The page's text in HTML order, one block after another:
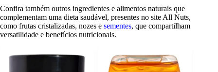
Confira também outros ingredientes e alimentos naturais que
complementam uma dieta saudável, presentes no site All Nuts,
como frutas cristalizadas, nozes e sementes, que compartilham
versatilidade e benefícios nutricionais.